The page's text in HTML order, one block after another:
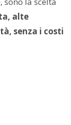
alte
senza i costi